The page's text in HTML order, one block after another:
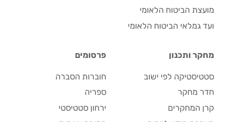
מועצת הביטוח הלאומי
ועד גמלאי הביטוח הלאומי
מחקר ותכנון
סטטיסטיקה לפי ישוב
חדר מחקר
קרן המחקרים
פרסומים
חוברות הסברה
ספריה
ירחון סטטיסטי